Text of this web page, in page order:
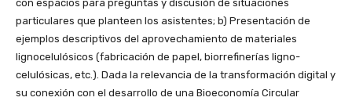
con espacios para preguntas y discusión de situaciones
particulares que planteen los asistentes; b) Presentación de
ejemplos descriptivos del aprovechamiento de materiales
lignocelulósicos (fabricación de papel, biorrefinerías ligno-
celulósicas, etc.). Dada la relevancia de la transformación digital y
su conexión con el desarrollo de una Bioeconomía Circular